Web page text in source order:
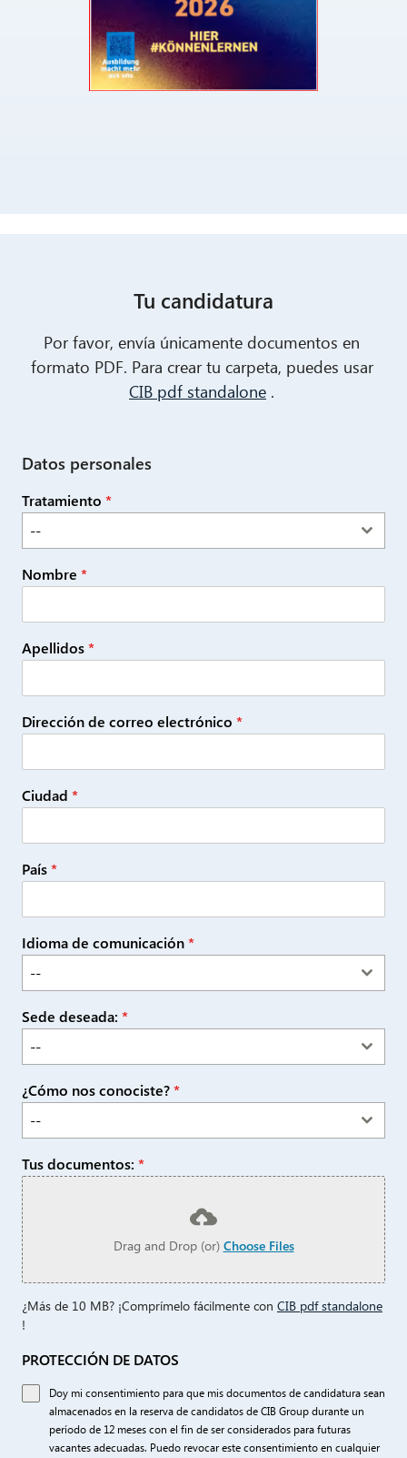
Tu candidatura
Por favor, envía únicamente documentos en
formato PDF. Para crear tu carpeta, puedes usar
CIB pdf standalone .
Datos personales
Tratamiento *
--
Nombre *
Apellidos*
Dirección de correo electrónico *
Ciudad *
País*
Idioma de comunicación*
--
Sede deseada: *
--
¿Cómo nos conociste?*
--
Tus documentos: *
Drag and Drop (or) Choose Files
¿Más de 10 MB? ¡Comprímelo fácilmente con CIB pdf standalone
!
PROTECCIÓN DE DATOS
Doy mi consentimiento para que mis documentos de candidatura sean
almacenados en la reserva de candidatos de CIB Group durante un
período de 12 meses con el fin de ser considerados para futuras
vacantes adecuadas. Puedo revocar este consentimiento en cualquier